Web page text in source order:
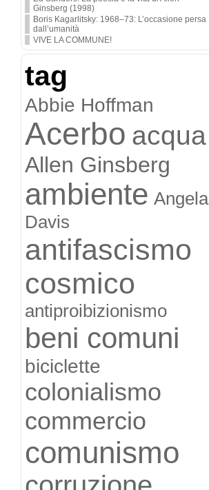
Ginsberg (1998)
Boris Kagarlitsky: 1968–73: L’occasione persa
dall’umanità
VIVE LA COMMUNE!
tag
Abbie Hoffman
Acerbo acqua
Allen Ginsberg
ambiente Angela
Davis
antifascismo
cosmico
antiproibizionismo
beni comuni
biciclette
colonialismo
commercio
comunismo